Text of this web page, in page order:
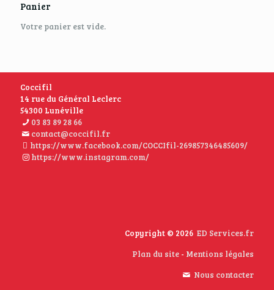
Panier
Votre panier est vide.
Coccifil
14 rue du Général Leclerc
54300 Lunéville
03 83 89 28 66
contact@coccifil.fr
https://www.facebook.com/COCCIfil-269857346485609/
https://www.instagram.com/
Copyright © 2026 ED Services.fr
Plan du site - Mentions légales
Nous contacter